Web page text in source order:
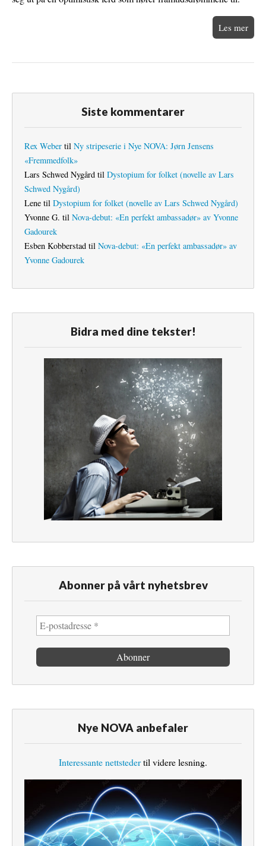
Les mer
Siste kommentarer
Rex Weber til Ny stripeserie i Nye NOVA: Jørn Jensens
«Fremmedfolk»
Lars Schwed Nygård til Dystopium for folket (novelle av Lars
Schwed Nygård)
Lene til Dystopium for folket (novelle av Lars Schwed Nygård)
Yvonne G. til Nova-debut: «En perfekt ambassadør» av Yvonne
Gadourek
Esben Kobberstad til Nova-debut: «En perfekt ambassadør» av
Yvonne Gadourek
Bidra med dine tekster!
Abonner på vårt nyhetsbrev
Nye NOVA anbefaler
Interessante nettstedertil videre lesning.